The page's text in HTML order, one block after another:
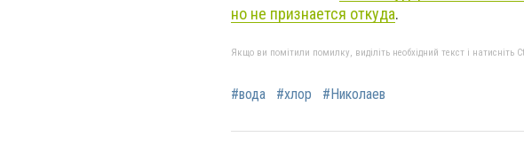
но не признается откуда.
Якщо ви помітили помилку, виділіть необхідний текст і натисніть
#вода #хлор #Николаев